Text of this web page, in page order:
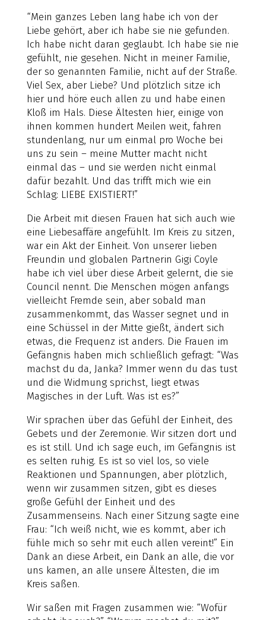
“Mein ganzes Leben lang habe ich von der
Liebe gehört, aber ich habe sie nie gefunden.
Ich habe nicht daran geglaubt. Ich habe sie nie
gefühlt, nie gesehen. Nicht in meiner Familie,
der so genannten Familie, nicht auf der Straße.
Viel Sex, aber Liebe? Und plötzlich sitze ich
hier und höre euch allen zu und habe einen
Kloß im Hals. Diese Ältesten hier, einige von
ihnen kommen hundert Meilen weit, fahren
stundenlang, nur um einmal pro Woche bei
uns zu sein – meine Mutter macht nicht
einmal das – und sie werden nicht einmal
dafür bezahlt. Und das trifft mich wie ein
Schlag: LIEBE EXISTIERT!”
Die Arbeit mit diesen Frauen hat sich auch wie
eine Liebesaffäre angefühlt. Im Kreis zu sitzen,
war ein Akt der Einheit. Von unserer lieben
Freundin und globalen Partnerin Gigi Coyle
habe ich viel über diese Arbeit gelernt, die sie
Council nennt. Die Menschen mögen anfangs
vielleicht Fremde sein, aber sobald man
zusammenkommt, das Wasser segnet und in
eine Schüssel in der Mitte gießt, ändert sich
etwas, die Frequenz ist anders. Die Frauen im
Gefängnis haben mich schließlich gefragt: “Was
machst du da, Janka? Immer wenn du das tust
und die Widmung sprichst, liegt etwas
Magisches in der Luft. Was ist es?”
Wir sprachen über das Gefühl der Einheit, des
Gebets und der Zeremonie. Wir sitzen dort und
es ist still. Und ich sage euch, im Gefängnis ist
es selten ruhig. Es ist so viel los, so viele
Reaktionen und Spannungen, aber plötzlich,
wenn wir zusammen sitzen, gibt es dieses
große Gefühl der Einheit und des
Zusammenseins. Nach einer Sitzung sagte eine
Frau: “Ich weiß nicht, wie es kommt, aber ich
fühle mich so sehr mit euch allen vereint!” Ein
Dank an diese Arbeit, ein Dank an alle, die vor
uns kamen, an alle unsere Ältesten, die im
Kreis saßen.
Wir saßen mit Fragen zusammen wie: “Wofür